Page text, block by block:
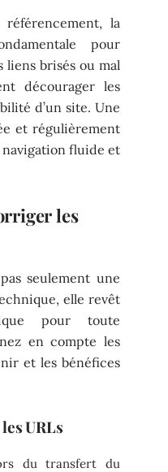
référencement, la
pour
liens brisés ou mal
décourager les
d’un site. Une
et régulièrement
fluide et
les
seulement une
elle revêt
pour toute
en compte les
et les bénéfices
URLs
du transfert du